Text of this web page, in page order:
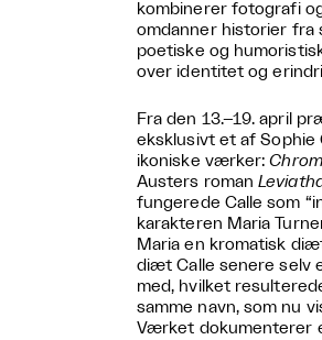
kombinerer fotografi
omdanner historier fra
poetiske og
over identitet og
Fra den 13.–19. april
eksklusivt et af Sophie
ikoniske værker:
Austers roman
fungerede Calle som
karakteren Maria
Maria en kromatisk
diæt Calle senere selv
med, hvilket
samme navn, som nu
Værket dokumenterer